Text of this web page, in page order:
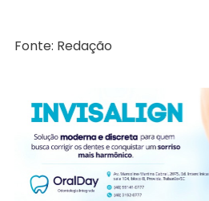
Fonte: Redação